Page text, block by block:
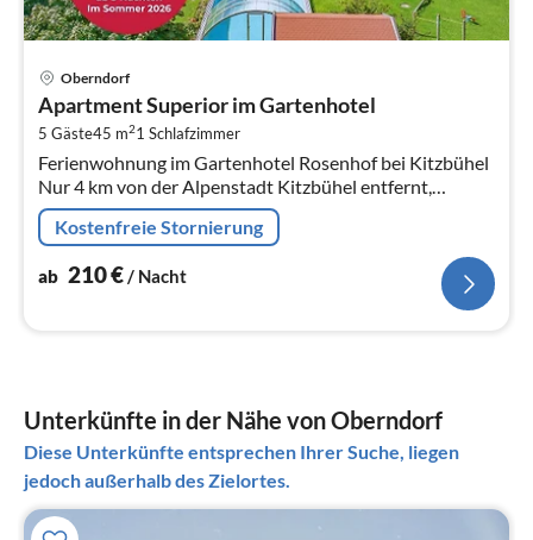
Oberndorf
Apartment Superior im Gartenhotel
5 Gäste45 m21 Schlafzimmer
Ferienwohnung im Gartenhotel Rosenhof bei Kitzbühel
Nur 4 km von der Alpenstadt Kitzbühel entfernt,
eingebettet in 5000 m² Garten, angrenzend an den Wald
in ruhiger Lage mit imposa...
Kostenfreie Stornierung
ab 210€/ Nacht
Unterkünfte in der Nähe von Oberndorf
Diese Unterkünfte entsprechen Ihrer Suche, liegen
jedoch außerhalb des Zielortes.